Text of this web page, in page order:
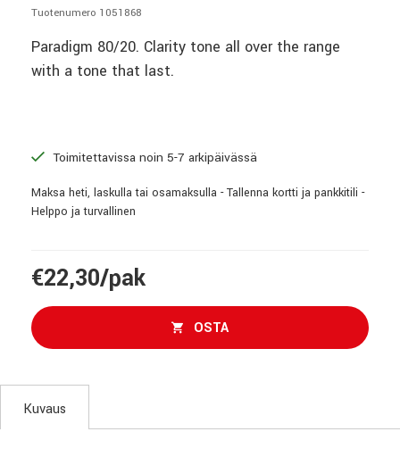
Tuotenumero 1051868
Paradigm 80/20. Clarity tone all over the range
with a tone that last.
Toimitettavissa noin 5-7 arkipäivässä
Maksa heti, laskulla tai osamaksulla - Tallenna kortti ja pankkitili -
Helppo ja turvallinen
€22,30/pak
OSTA
Kuvaus